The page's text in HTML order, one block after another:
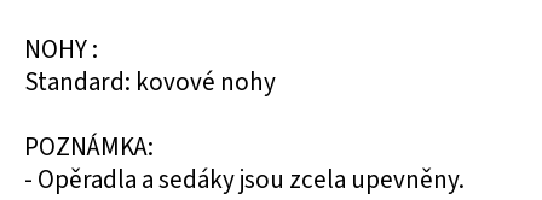
NOHY :
Standard: kovové nohy
POZNÁMKA:
- Opěradla a sedáky jsou zcela upevněny.